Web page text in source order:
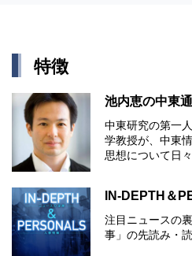
特徴
池内恵の中東
中東研究の第⼀
学教授が、中東
思想について⽇
IN-DEPTH＆
注目ニュースの
事」の先読み・